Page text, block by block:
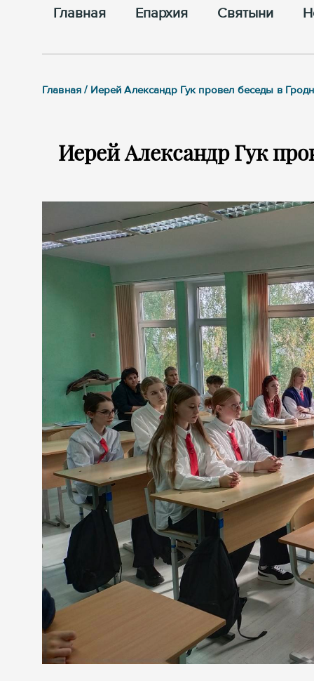
Главная Епархия Cвятыни
Главная / Иерей Александр Гук провел беседы в
Иерей Александр Гук